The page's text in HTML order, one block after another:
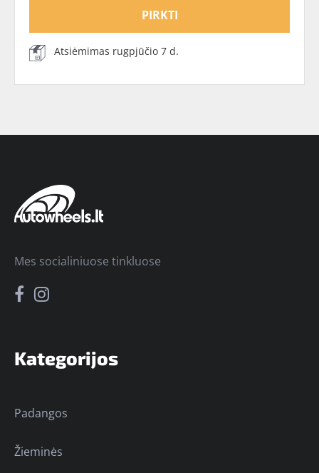
PIRKTI
Atsiėmimas rugpjūčio 7 d.
Kategorijos
Padangos
Žieminės
Mes socialiniuose tinkluose